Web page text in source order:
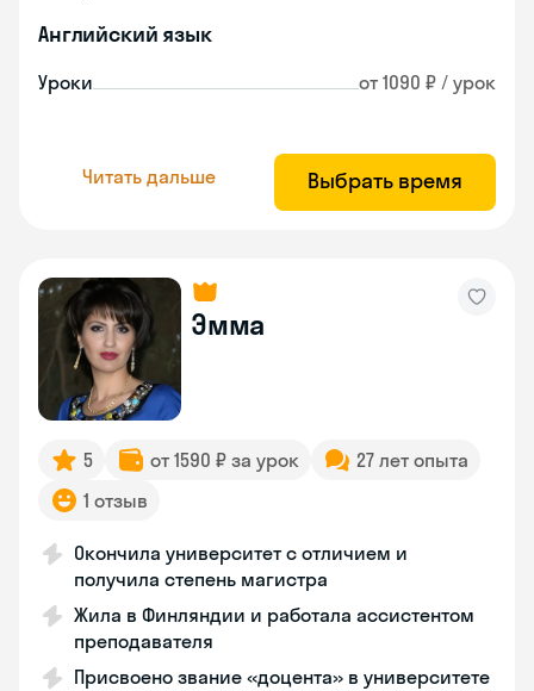
Английский язык
Уроки от 1090 ₽ / урок
Читать дальше Выбрать время
Эмма
5 от 1590 ₽ за урок
27 лет опыта
1 отзыв
Окончила университет с отличием и
получила степень магистра
Жила в Финляндии и работала ассистентом
преподавателя
Присвоено звание «доцента» в университете